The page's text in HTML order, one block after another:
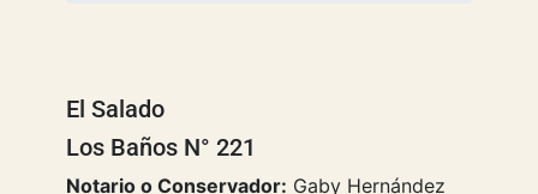
El Salado
Los Baños N° 221
Notario o Conservador: Gaby Hernández